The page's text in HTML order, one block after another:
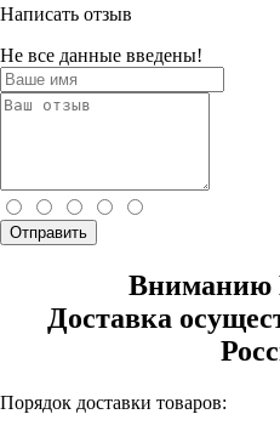
Написать отзыв
Не все данные введены!
Отправить
Вниманию
Доставка
Порядок доставки товаров: